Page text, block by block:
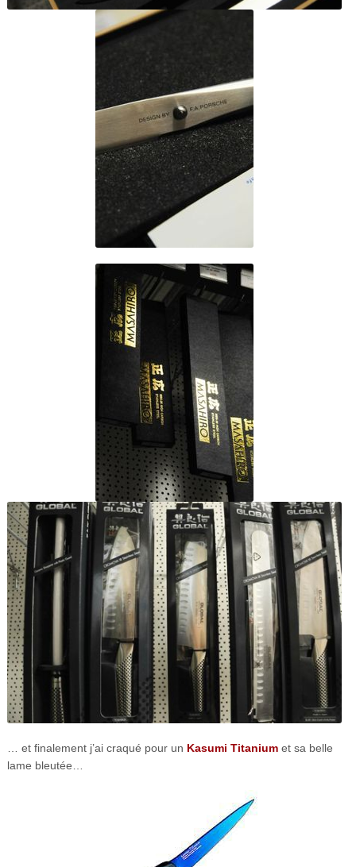
… et finalement j’ai craqué pour un Kasumi Titaniumet sa belle
lame bleutée…